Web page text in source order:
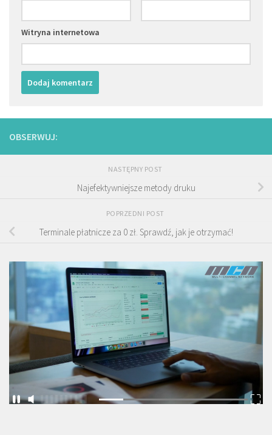
Witryna internetowa
OBSERWUJ:
NASTĘPNY POST
Najefektywniejsze metody druku
POPRZEDNI POST
Terminale płatnicze za 0 zł. Sprawdź, jak je otrzymać!